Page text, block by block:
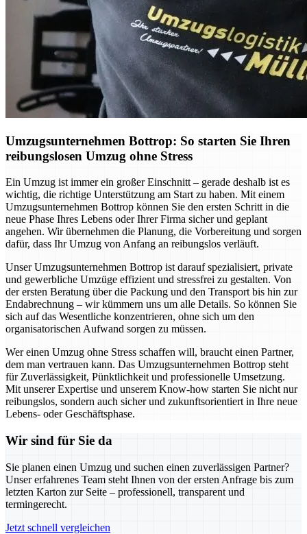
Umzugsunternehmen Bottrop: So starten Sie Ihren
reibungslosen Umzug ohne Stress
Ein Umzug ist immer ein großer Einschnitt – gerade deshalb ist es
wichtig, die richtige Unterstützung am Start zu haben. Mit einem
Umzugsunternehmen Bottrop können Sie den ersten Schritt in die
neue Phase Ihres Lebens oder Ihrer Firma sicher und geplant
angehen. Wir übernehmen die Planung, die Vorbereitung und sorgen
dafür, dass Ihr Umzug von Anfang an reibungslos verläuft.
Unser Umzugsunternehmen Bottrop ist darauf spezialisiert, private
und gewerbliche Umzüge effizient und stressfrei zu gestalten. Von
der ersten Beratung über die Packung und den Transport bis hin zur
Endabrechnung – wir kümmern uns um alle Details. So können Sie
sich auf das Wesentliche konzentrieren, ohne sich um den
organisatorischen Aufwand sorgen zu müssen.
Wer einen Umzug ohne Stress schaffen will, braucht einen Partner,
dem man vertrauen kann. Das Umzugsunternehmen Bottrop steht
für Zuverlässigkeit, Pünktlichkeit und professionelle Umsetzung.
Mit unserer Expertise und unserem Know-how starten Sie nicht nur
reibungslos, sondern auch sicher und zukunftsorientiert in Ihre neue
Lebens- oder Geschäftsphase.
Wir sind für Sie da
Sie planen einen Umzug und suchen einen zuverlässigen Partner?
Unser erfahrenes Team steht Ihnen von der ersten Anfrage bis zum
letzten Karton zur Seite – professionell, transparent und
termingerecht.
Jetzt schnell vergleichen